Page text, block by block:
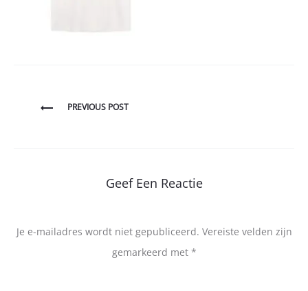
BerichtPREVIOUS POST
Geef Een Reactie
Je e-mailadres wordt niet gepubliceerd. Vereiste velden zijn
gemarkeerd met *